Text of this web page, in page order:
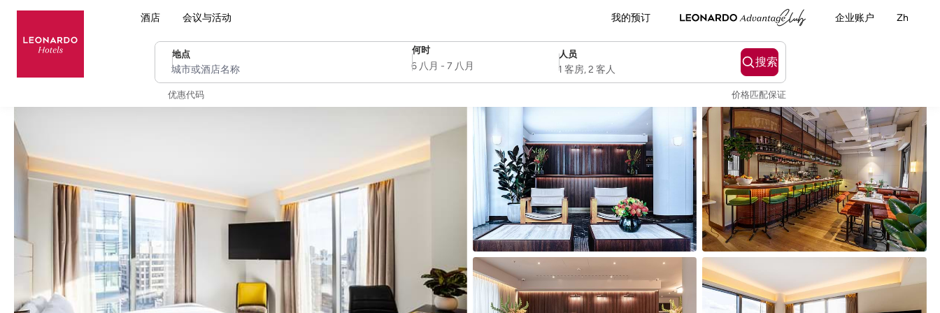
酒店 会议与活动 我的预订 企业账户 Zh
地点
城市或酒店名称
何时
SelectDate
6 八月 - 7 八月
人员
Username
1 客房, 2 客人
搜索
优惠代码 价格匹配保证